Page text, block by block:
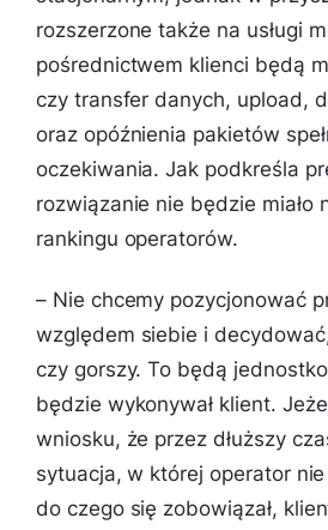
rozszerzone także na usługi
pośrednictwem klienci będą
czy transfer danych, upload,
oraz opóźnienia pakietów
oczekiwania. Jak podkreśla
rozwiązanie nie będzie miało
rankingu operatorów.
– Nie chcemy pozycjonować
względem siebie i
czy gorszy. To będą
będzie wykonywał klient.
wniosku, że przez dłuższy
sytuacja, w której operator
do czego się zobowiązał,